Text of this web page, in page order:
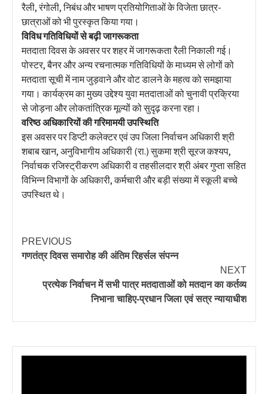
रैली, रंगोली, निबंध और भाषण प्रतियोगिताओं के विजेता छात्र-
छात्राओं को भी पुरस्कृत किया गया।
विविध गतिविधियों से बढ़ी जागरूकता
मतदाता दिवस के अवसर पर शहर में जागरूकता रैली निकाली गई।
पोस्टर, बैनर और अन्य रचनात्मक गतिविधियों के माध्यम से लोगों को
मतदाता सूची में नाम जुड़वाने और वोट डालने के महत्व को समझाया
गया। कार्यक्रम का मुख्य उद्देश्य युवा मतदाताओं को चुनावी प्रक्रिया
से जोड़ना और लोकतांत्रिक मूल्यों को सुदृढ़ करना रहा।
वरिष्ठ अधिकारियों की गरिमामयी उपस्थिति
इस अवसर पर डिप्टी कलेक्टर एवं उप जिला निर्वाचन अधिकारी श्री
शबाब खान, अनुविभागीय अधिकारी (रा.) सुकमा श्री सूरज कश्यप,
निर्वाचक रजिस्ट्रीकरण अधिकारी व तहसीलदार श्री अंबर गुप्ता सहित
विभिन्न विभागों के अधिकारी, कर्मचारी और बड़ी संख्या में स्कूली बच्चे
उपस्थित थे।
PREVIOUS
गणतंत्र दिवस समारोह की अंतिम रिहर्सल संपन्न
NEXT
प्रत्येक निर्वाचन में सभी पात्र मतदाताओं को मतदान का कर्तव्य
निभाना चाहिए-प्रधान जिला एवं सत्र न्यायाधीश